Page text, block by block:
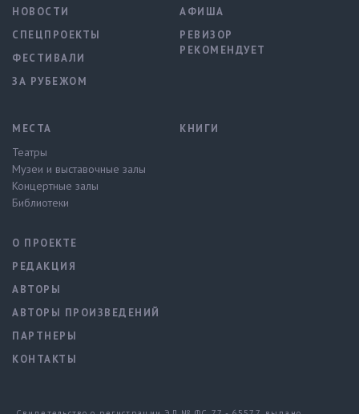
НОВОСТИ
СПЕЦПРОЕКТЫ
ФЕСТИВАЛИ
ЗА РУБЕЖОМ
АФИША
РЕВИЗОР
РЕКОМЕНДУЕТ
МЕСТА
Театры
Музеи и выставочные залы
Концертные залы
Библиотеки
КНИГИ
О ПРОЕКТЕ
РЕДАКЦИЯ
АВТОРЫ
АВТОРЫ ПРОИЗВЕДЕНИЙ
ПАРТНЕРЫ
КОНТАКТЫ